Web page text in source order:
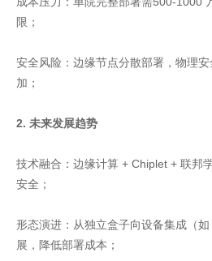
限；
安全风险：边缘节点分散部署，物理
加；
2. 未来发展趋势
技术融合：边缘计算 + Chiplet + 联邦
安全；
形态演进：从独立盒子向设备集成（
展，降低部署成本；